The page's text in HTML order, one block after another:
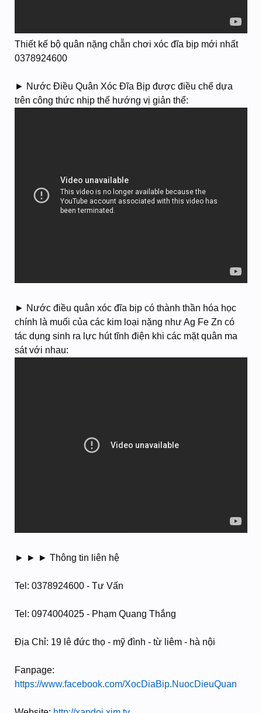
Thiết kế bộ quân nặng chẵn chơi xóc đĩa bịp mới nhất
0378924600
► Nước Điều Quân Xóc Đĩa Bịp được điều chế dựa
trên công thức nhịp thế hướng vị giản thể:
► Nước điều quân xóc đĩa bịp có thành thần hóa học
chính là muối của các kim loại nặng như Ag Fe Zn có
tác dụng sinh ra lực hút tĩnh điện khi các mặt quân ma
sát với nhau:
► ► ► Thông tin liên hệ
Tel: 0378924600 - Tư Vấn
Tel: 0974004025 - Phạm Quang Thắng
Địa Chỉ: 19 lê đức thọ - mỹ đình - từ liêm - hà nội
Fanpage:
https://www.facebook.com/XocDiaBip.NuocDieuQuan